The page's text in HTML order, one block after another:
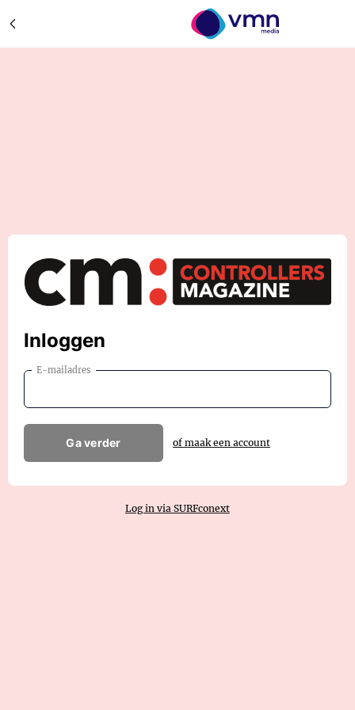
Inloggen
E-mailadres
Ga verder of maak een account
Log in via SURFconext